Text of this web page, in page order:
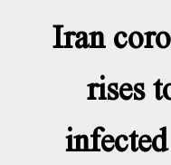
Iran
rises